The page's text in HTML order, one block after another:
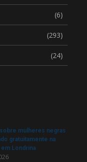
(6)
(293)
(24)
mulheres negras
gratuitamente na
em Londrina